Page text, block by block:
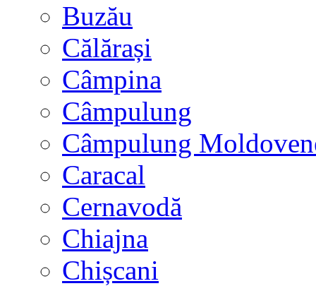
Buzău
Călărași
Câmpina
Câmpulung
Câmpulung
Caracal
Cernavodă
Chiajna
Chișcani